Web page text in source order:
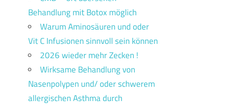
Behandlung mit Botox möglich
Warum Aminosäuren und oder
Vit C Infusionen sinnvoll sein können
2026 wieder mehr Zecken !
Wirksame Behandlung von
Nasenpolypen und/ oder schwerem
allergischen Asthma durch